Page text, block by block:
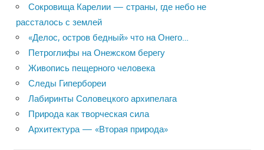
Сокровища Карелии — страны, где небо не
рассталось с землей
«Делос, остров бедный» что на Онего…
Петроглифы на Онежском берегу
Живопись пещерного человека
Следы Гипербореи
Лабиринты Соловецкого архипелага
Природа как творческая сила
Архитектура — «Вторая природа»